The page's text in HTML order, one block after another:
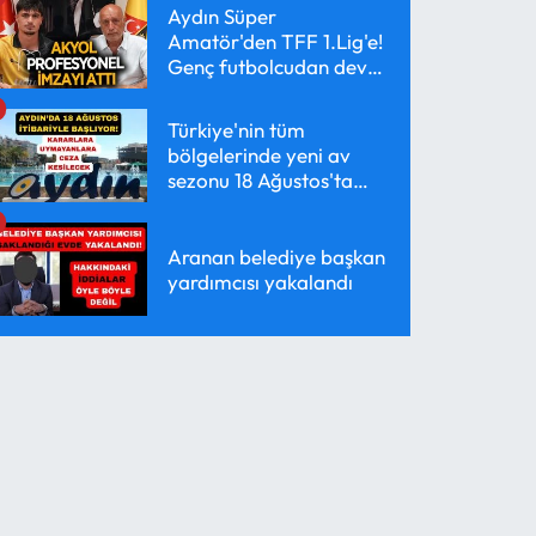
Aydın Süper
Amatör'den TFF 1.Lig'e!
Genç futbolcudan dev
Türkiye'nin tüm
bölgelerinde yeni av
sezonu 18 Ağustos'ta
Aranan belediye başkan
yardımcısı yakalandı